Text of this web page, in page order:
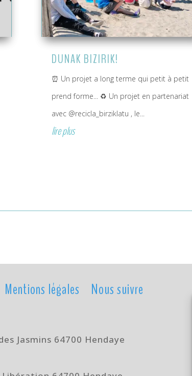
DUNAK BIZIRIK!
⏰ Un projet a long terme qui petit à petit
prend forme... ♻️ Un projet en partenariat
avec @recicla_birziklatu , le...
lire plus
Mentions légales Nous suivre
Jasmins 64700 Hendaye